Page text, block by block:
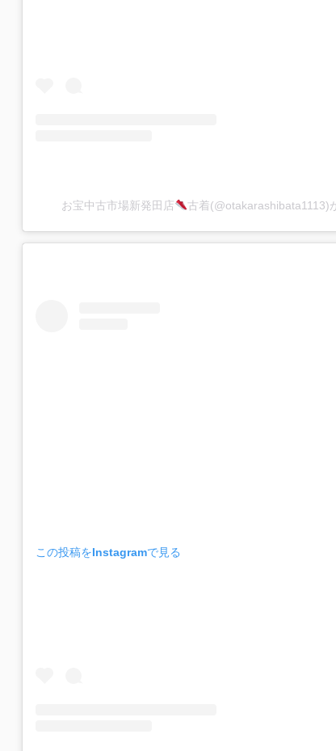
お宝中古市場新発田店 古着(@otakarashibata1113)
この投稿をInstagramで見る